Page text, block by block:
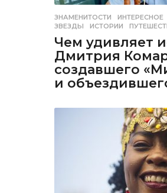
ЗНАМЕНИТОСТИ ,ИНТЕРЕСНОЕ
ЗВЕЗДЫ
,ИСТОРИИ ,
Чем удивляет
Дмитрия
создавшего
и